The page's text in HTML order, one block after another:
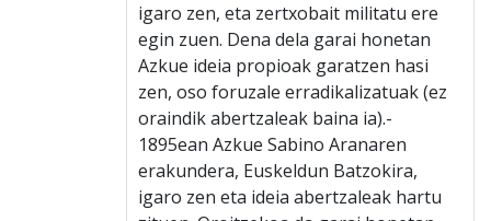
igaro zen, eta zertxobait militatu ere
egin zuen. Dena dela garai honetan
Azkue ideia propioak garatzen hasi
zen, oso foruzale erradikalizatuak (ez
oraindik abertzaleak baina ia).-
1895ean Azkue Sabino Aranaren
erakundera, Euskeldun Batzokira,
igaro zen eta ideia abertzaleak hartu